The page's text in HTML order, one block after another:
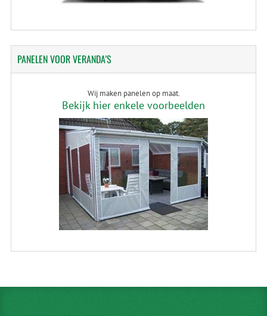
PANELENVOOR VERANDA'S
Wij maken panelen op maat.
Bekijk hier enkele voorbeelden